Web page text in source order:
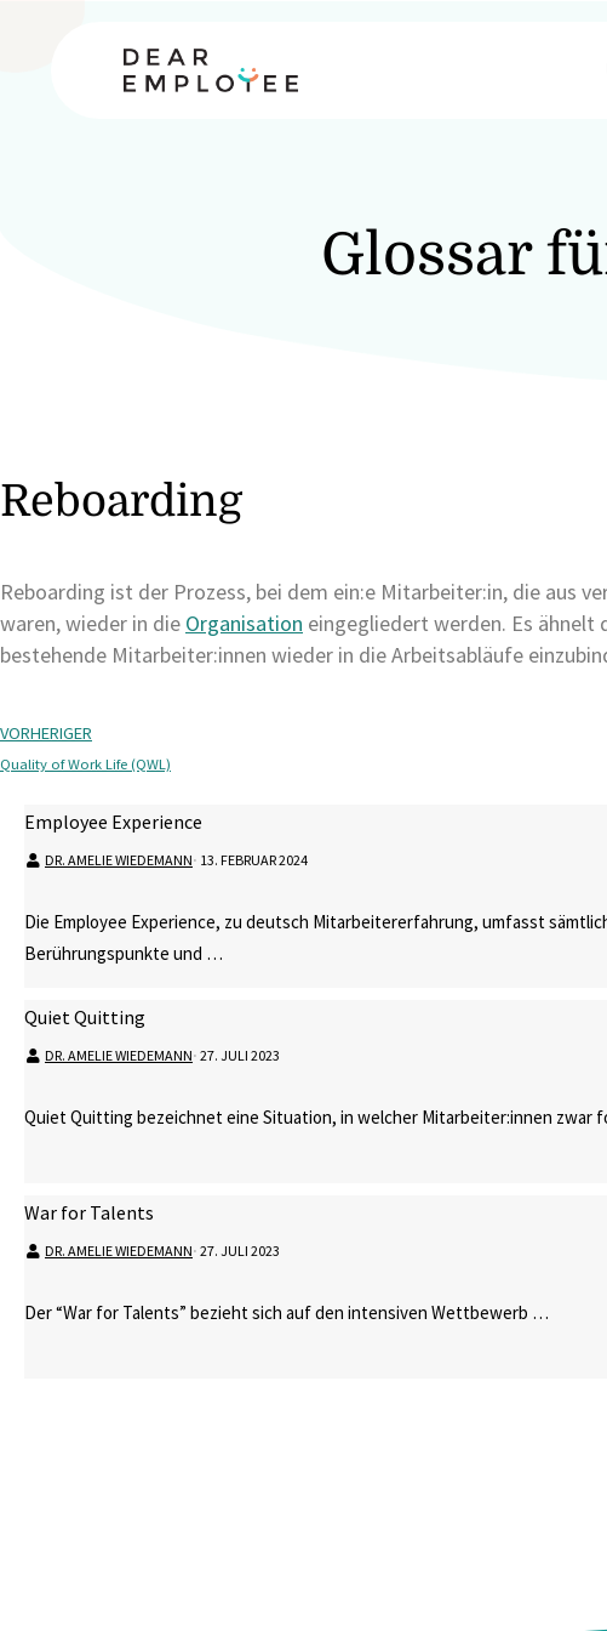
Glossar
Reboarding
Reboarding ist der Prozess, bei dem ein:e Mitarbeiter:in, die aus
waren, wieder in die Organisation eingegliedert werden. Es ähnelt
bestehende Mitarbeiter:innen wieder in die Arbeitsabläufe
VORHERIGER
Quality of Work Life (QWL)
Employee Experience
DR. AMELIE WIEDEMANN⋅ 13. FEBRUAR 2024
Die Employee Experience, zu deutsch Mitarbeitererfahrung, umfasst
Berührungspunkte und …
Quiet Quitting
DR. AMELIE WIEDEMANN⋅ 27. JULI 2023
Quiet Quitting bezeichnet eine Situation, in welcher Mitarbeiter:innen zwar
War for Talents
DR. AMELIE WIEDEMANN⋅ 27. JULI 2023
Der “War for Talents” bezieht sich auf den intensiven Wettbewerb …